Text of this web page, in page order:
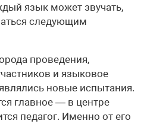
язык может звучать,
следующим
проведения,
и языковое
новые испытания.
главное — в центре
педагог. Именно от его